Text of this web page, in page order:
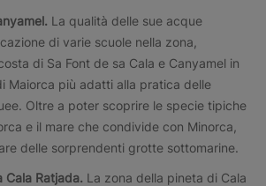
La qualità delle sue acque
di varie scuole nella zona,
di Sa Font de sa Cala e Canyamel in
Maiorca più adatti alla pratica delle
Oltre a poter scoprire le specie tipiche
e il mare che condivide con Minorca,
delle sorprendenti grotte sottomarine.
Cala Ratjada. La zona della pineta di Cala